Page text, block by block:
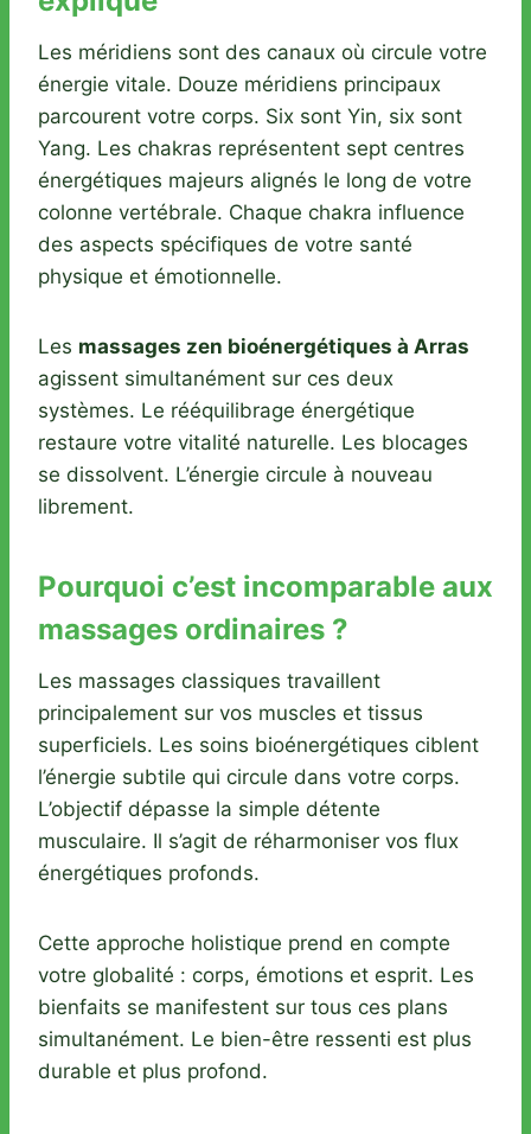
Les méridiens sont des canaux où circule votre
énergie vitale. Douze méridiens principaux
parcourent votre corps. Six sont Yin, six sont
Yang. Les chakras représentent sept centres
énergétiques majeurs alignés le long de votre
colonne vertébrale. Chaque chakra influence
des aspects spécifiques de votre santé
physique et émotionnelle.
Les massages zen bioénergétiques à Arras
agissent simultanément sur ces deux
systèmes. Le rééquilibrage énergétique
restaure votre vitalité naturelle. Les blocages
se dissolvent. L’énergie circule à nouveau
librement.
Pourquoi c’est incomparable aux
massages ordinaires ?
Les massages classiques travaillent
principalement sur vos muscles et tissus
superficiels. Les soins bioénergétiques ciblent
l’énergie subtile qui circule dans votre corps.
L’objectif dépasse la simple détente
musculaire. Il s’agit de réharmoniser vos flux
énergétiques profonds.
Cette approche holistique prend en compte
votre globalité : corps, émotions et esprit. Les
bienfaits se manifestent sur tous ces plans
simultanément. Le bien-être ressenti est plus
durable et plus profond.